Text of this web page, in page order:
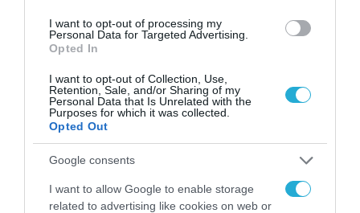
I want to opt-out of processing my
Personal Data for Targeted Advertising.
Opted In
I want to opt-out of Collection, Use,
Retention, Sale, and/or Sharing of my
Personal Data that Is Unrelated with the
Purposes for which it was collected.
Opted Out
Google consents
I want to allow Google to enable storage
related to advertising like cookies on web or